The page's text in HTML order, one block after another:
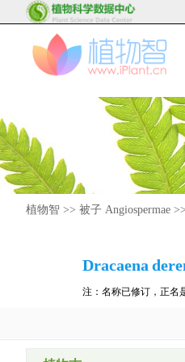
植物智 >> 被子 Angiospermae >>
Dracaena
注：名称已修订，正名